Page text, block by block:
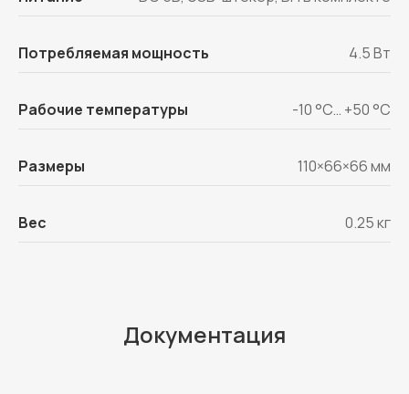
Потребляемая мощность 4.5 Вт
Рабочие температуры -10 °C… +50 °C
Размеры 110×66×66 мм
Вес 0.25 кг
Документация